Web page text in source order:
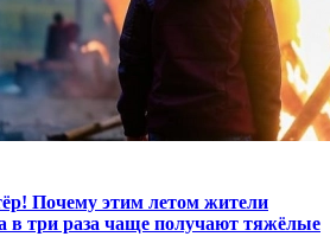
Почему этим летом жители
в три раза чаще получают тяжёлые